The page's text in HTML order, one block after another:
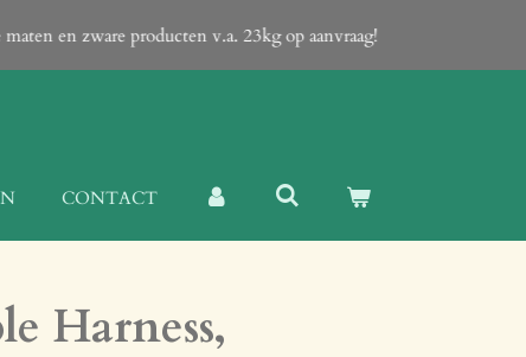
en zware producten v.a. 23kg op aanvraag!
CONTACT
Harness,